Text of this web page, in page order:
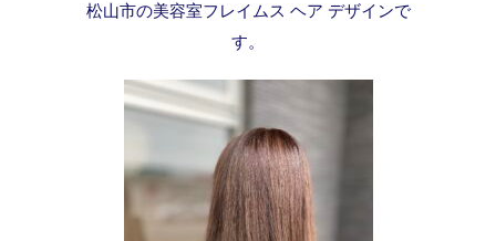
松山市の美容室フレイムス ヘア デザインで
す。